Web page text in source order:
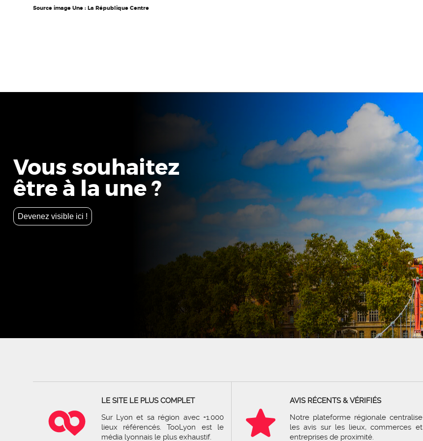
Source image Une : La République Centre
Vous souhaitez
être à la une ?
Devenez visible ici !
LE SITE LE PLUS COMPLET
Sur Lyon et sa région avec +1.000
lieux référencés. TooLyon est le
média lyonnais le plus exhaustif.
AVIS RÉCENTS & VÉRIFIÉS
Notre plateforme régionale centralise
les avis sur les lieux, commerces et
entreprises de proximité.